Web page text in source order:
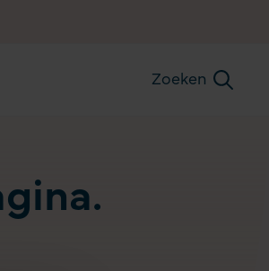
Zoeken